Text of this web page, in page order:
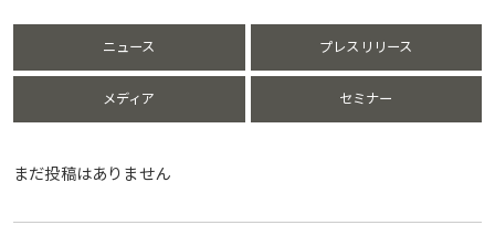
ニュース プレスリリース
メディア セミナー
まだ投稿はありません